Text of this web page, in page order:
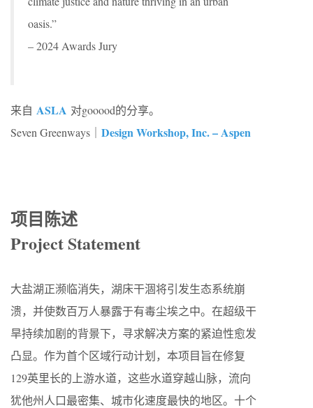
oasis.”
– 2024 Awards Jury
来自 ASLA 对gooood的分享。
Seven Greenways｜ Design Workshop, Inc. – Aspen
项目陈述
Project Statement
大盐湖正濒临消失，湖床干涸将引发生态系统崩
溃，并使数百万人暴露于有毒尘埃之中。在超级干
旱持续加剧的背景下，寻求解决方案的紧迫性愈发
凸显。作为首个区域行动计划，本项目旨在修复
129英里长的上游水道，这些水道穿越山脉，流向
犹他州人口最密集、城市化速度最快的地区。十个